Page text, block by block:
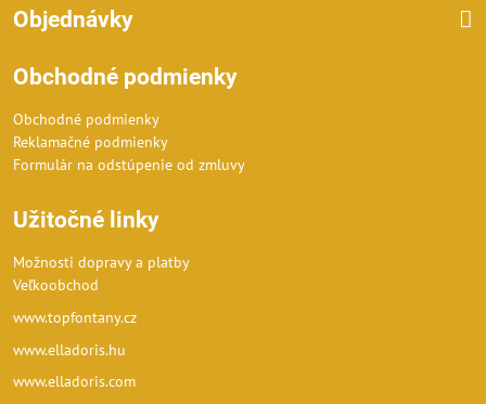
Objednávky
Obchodné podmienky
Obchodné podmienky
Reklamačné podmienky
Formulár na odstúpenie od zmluvy
Užitočné linky
Možnosti dopravy a platby
Veľkoobchod
www.topfontany.cz
www.elladoris.hu
www.elladoris.com